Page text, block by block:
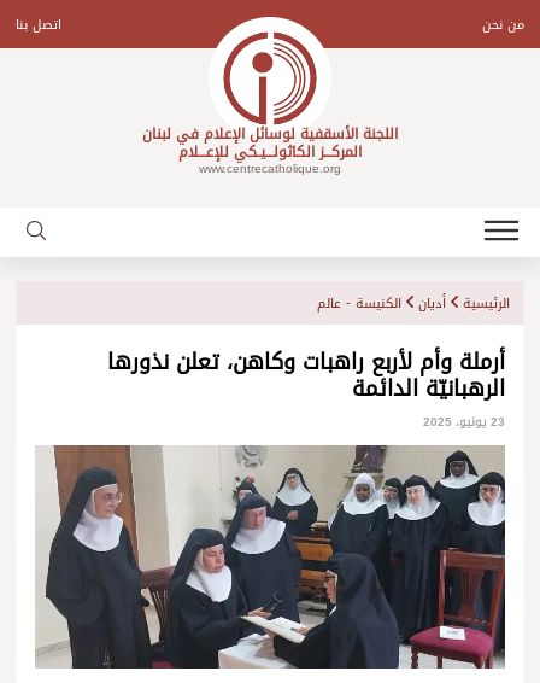
contentمن نحن اتصل بنا
اللجنة الأسقفية لوسائل الإعلام في لبنان
المركـــز الكاثولـــيـكي للإعـــلام
www.centrecatholique.org
الرئيسية أديان الكنيسة - عالم
أرملة وأم لأربع راهبات وكاهن، تعلن نذورها
الرهبانيّة الدائمة
23 يونيو، 2025